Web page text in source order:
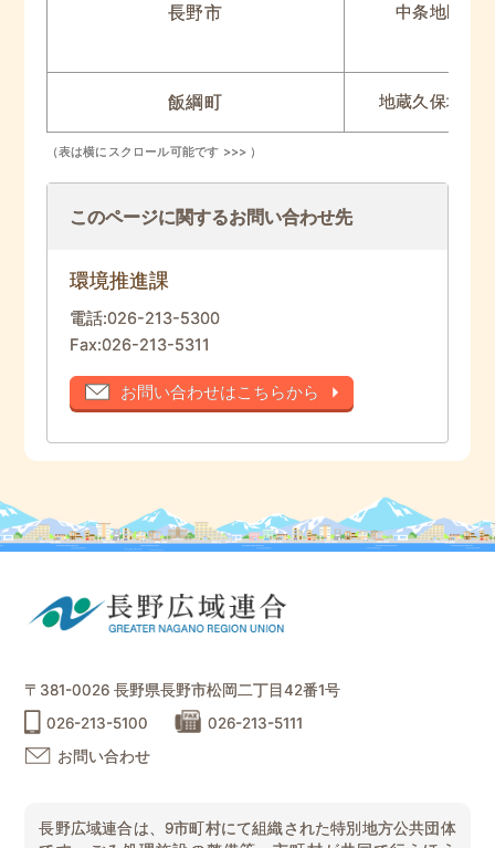
長野市 中条地区
飯綱町 地蔵久保地区
このページに関するお問い合わせ先
環境推進課
電話:026-213-5300
Fax:026-213-5311
お問い合わせはこちらから
〒381-0026 長野県長野市松岡二丁目42番1号
026-213-5100
026-213-5111
お問い合わせ
長野広域連合は、9市町村にて組織された特別地方公共団体